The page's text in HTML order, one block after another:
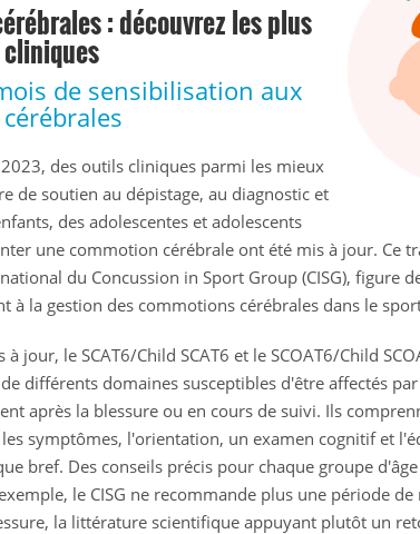
: découvrez les plus
de sensibilisation aux
2023, des outils cliniques parmi les mieux
de soutien au dépistage, au diagnostic et
des adolescentes et adolescents
une commotion cérébrale ont été mis à jour. Ce
du Concussion in Sport Group (CISG), figure
à la gestion des commotions cérébrales dans le
jour, le SCAT6/Child SCAT6 et le SCOAT6/Child
différents domaines susceptibles d'être affectés
après la blessure ou en cours de suivi. Ils
symptômes, l'orientation, un examen cognitif et
bref. Des conseils précis pour chaque groupe
le CISG ne recommande plus une période
la littérature scientifique appuyant plutôt un